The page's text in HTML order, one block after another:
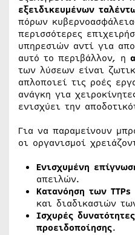
εξειδικευμένων
πόρων
περισσότερες
υπηρεσιών αντί για
αυτό το περιβάλλον, η
των λύσεων είναι
απλοποιεί τις ροές
ανάγκη για
ενισχύει την
Για να παραμείνουν
οι οργανισμοί
Ενισχυμένη
απειλών.
Κατανόηση των TTPs
και διαδικασιών
Ισχυρές
προειδοποίησης.